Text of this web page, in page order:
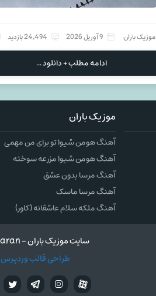
موزیک باران 9 آوریل 2026 24,494 بازدید
ادامه مطلب + دانلود ...
موزیک باران
آهنگ هومن شیوا تو برای من مهمی
آهنگ هومن شیوا مزرعه سوخته
آهنگ مرسا بدون عشق
آهنگ مرسا ماسک
آهنگ ملکه سلام عاشقانه (کاور)
سایت موزیک باران - Mymusicbaran
طراحی قالب وردپرس
آپارات